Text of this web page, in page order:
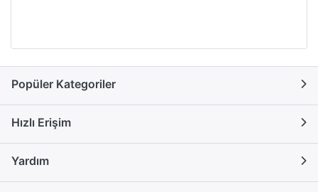
Popüler Kategoriler
Hızlı Erişim
Yardım